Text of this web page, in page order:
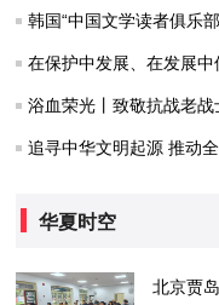
韩国“中国文学读者俱乐
在保护中发展、在发展
浴血荣光丨致敬抗战老
追寻中华文明起源 推动全
华夏时空
北京贾